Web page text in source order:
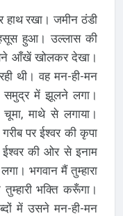
हाथ रखा। जमीन ठंडी
हुआ। उल्लास की
आँखें खोलकर देखा।
थी। वह मन-ही-मन
समुद्र में झूलने लगा।
चूमा, माथे से लगाया।
पर ईश्वर की कृपा
की ओर से इनाम
भगवान मैं तुम्हारा
भक्ति करूँगा।
में उसने मन-ही-मन